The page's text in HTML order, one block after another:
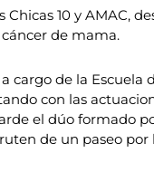
10 y AMAC,
de mama.
de la Escuela
con las
el dúo formado
de un paseo por